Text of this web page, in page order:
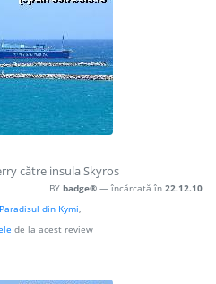
către insula Skyros
BY badge® — încărcată în 22.12.10
Paradisul din Kymi,
de la acest review